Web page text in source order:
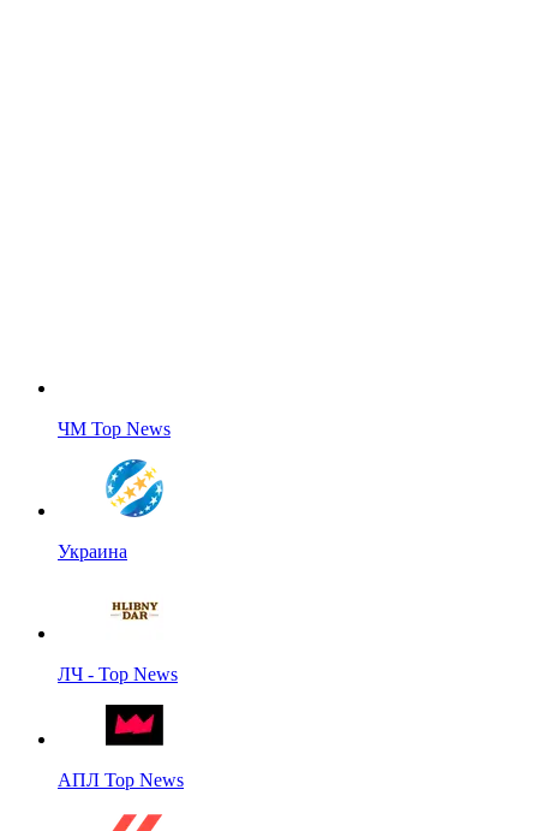
ЧМ Top News
Украина
ЛЧ - Top News
АПЛ Top News